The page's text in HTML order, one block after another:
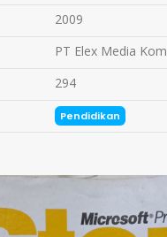
2009
PT Elex Media
294
Pendidikan